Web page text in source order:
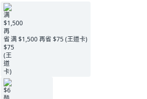
满 $1,500 再省 $75 (王道卡)